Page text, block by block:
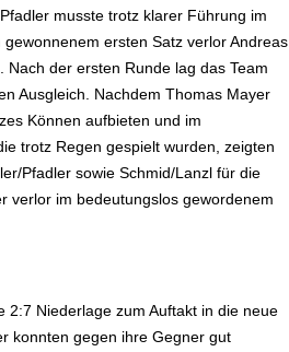
musste trotz klarer Führung im
ersten Satz verlor Andreas
der ersten Runde lag das Team
Ausgleich. Nachdem Thomas Mayer
Können aufbieten und im
trotz Regen gespielt wurden, zeigten
Pfadler sowie Schmid/Lanzl für die
verlor im bedeutungslos gewordenem
Niederlage zum Auftakt in die neue
konnten gegen ihre Gegner gut